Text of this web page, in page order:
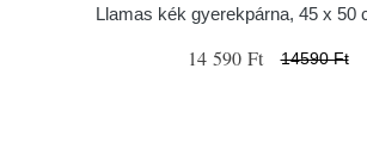
Llamas kék gyerekpárna, 45 x 50
14 590 Ft 14590 Ft